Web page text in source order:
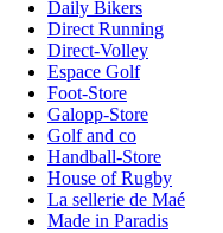
Daily Bikers
Direct Running
Direct-Volley
Espace Golf
Foot-Store
Galopp-Store
Golf and co
Handball-Store
House of Rugby
La sellerie de Maé
Made in Paradis